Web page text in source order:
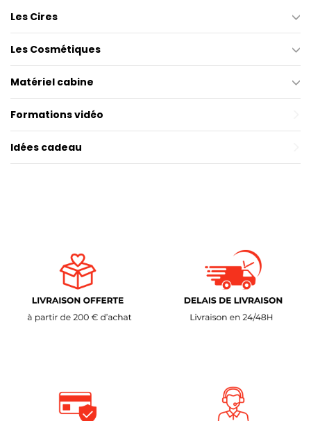
Les Cires
Les Cosmétiques
Matériel cabine
Formations vidéo
Idées cadeau